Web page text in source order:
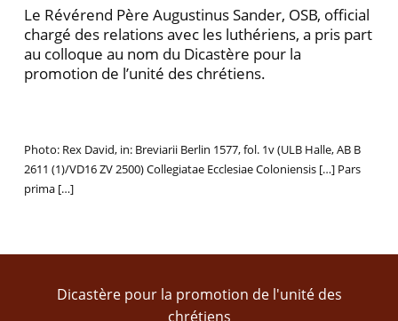
Le Révérend Père Augustinus Sander, OSB, official
chargé des relations avec les luthériens, a pris part
au colloque au nom du Dicastère pour la
promotion de l’unité des chrétiens.
Photo: Rex David, in: Breviarii Berlin 1577, fol. 1v (ULB Halle, AB B
2611 (1)/VD16 ZV 2500) Collegiatae Ecclesiae Coloniensis […] Pars
prima […]
Dicastère pour la promotion de l'unité des
chrétiens